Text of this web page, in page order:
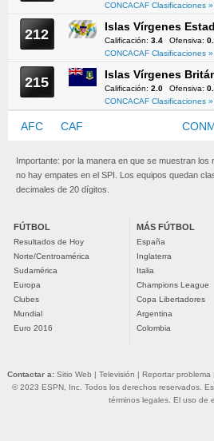
CONCACAF Clasificaciones »
212 Islas Vírgenes
Calificación: 3.4 Ofensiva:
CONCACAF Clasificaciones »
215 Islas Vírgenes
Calificación: 2.0 Ofensiva:
CONCACAF Clasificaciones »
AFC CAF
Importante: por la manera en que se muestran
no hay empates en el SPI. Los equipos quedan
decimales de 20 dígitos.
FÚTBOL
Resultados de Hoy
Norte/Centroamérica
Sudamérica
Europa
Clubes
Mundial
Euro 2016
MÁS FÚTBOL
España
Inglaterra
Italia
Champions League
Copa Libertadores
Argentina
Colombia
Contactar a: Sitio Web | Televisión | Reportar problema
© 2023 ESPN, Inc. Todos los derechos reservados.
términos legales. El uso de